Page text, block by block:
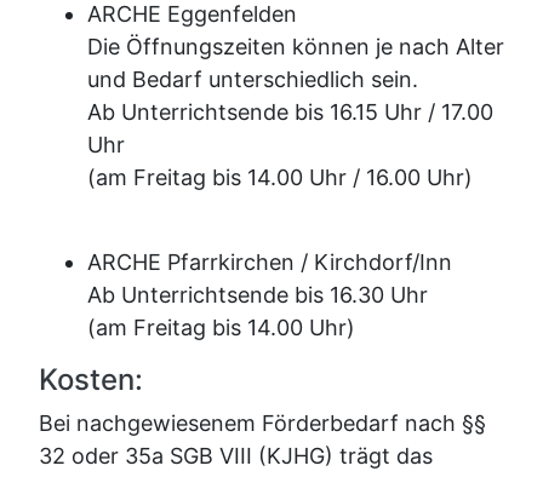
ARCHE Eggenfelden
Die Öffnungszeiten können je nach Alter
und Bedarf unterschiedlich sein.
Ab Unterrichtsende bis 16.15 Uhr / 17.00
Uhr
(am Freitag bis 14.00 Uhr / 16.00 Uhr)
ARCHE Pfarrkirchen / Kirchdorf/Inn
Ab Unterrichtsende bis 16.30 Uhr
(am Freitag bis 14.00 Uhr)
Kosten:
Bei nachgewiesenem Förderbedarf nach §§
32 oder 35a SGB VIII (KJHG) trägt das